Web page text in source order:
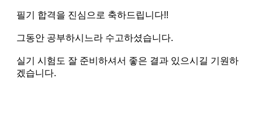
필기 합격을 진심으로 축하드립니다!!
그동안 공부하시느라 수고하셨습니다.
실기 시험도 잘 준비하셔서 좋은 결과 있으시길 기원하
겠습니다.